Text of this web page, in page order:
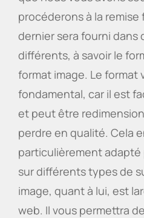
procéderons à la remise
dernier sera fourni dans
différents, à savoir le
format image. Le format
fondamental, car il est
et peut être
perdre en qualité. Cela
particulièrement
sur différents types de
image, quant à lui, est
web. Il vous permettra